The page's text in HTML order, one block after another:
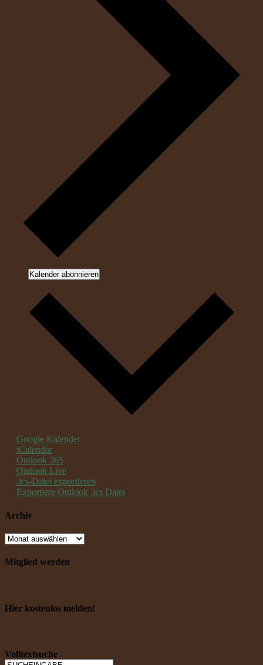
Kalender abonnieren
Google Kalender
iCalendar
Outlook 365
Outlook Live
.ics-Datei exportieren
Exportiere Outlook .ics Datei
Archiv
Mitglied werden
Hier kostenlos melden!
Volltextsuche